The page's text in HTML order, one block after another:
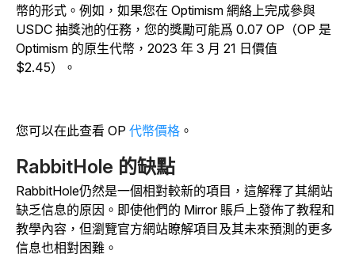
幣的形式。例如，如果您在 Optimism 網絡上完成參與
USDC 抽獎池的任務，您的獎勵可能爲 0.07 OP（OP 是
Optimism 的原生代幣，2023 年 3 月 21 日價值
$2.45）。
您可以在此查看 OP 代幣價格 。
RabbitHole 的缺點
RabbitHole仍然是一個相對較新的項目，這解釋了其網站
缺乏信息的原因。即使他們的 Mirror 賬戶上發佈了教程和
教學內容，但瀏覽官方網站瞭解項目及其未來預測的更多
信息也相對困難。